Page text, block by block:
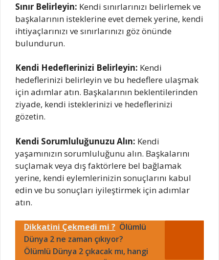
Sınır Belirleyin: Kendi sınırlarınızı belirlemek ve
başkalarının isteklerine evet demek yerine, kendi
ihtiyaçlarınızı ve sınırlarınızı göz önünde
bulundurun.
Kendi Hedeflerinizi Belirleyin: Kendi
hedeflerinizi belirleyin ve bu hedeflere ulaşmak
için adımlar atın. Başkalarının beklentilerinden
ziyade, kendi isteklerinizi ve hedeflerinizi
gözetin.
Kendi Sorumluluğunuzu Alın: Kendi
yaşamınızın sorumluluğunu alın. Başkalarını
suçlamak veya dış faktörlere bel bağlamak
yerine, kendi eylemlerinizin sonuçlarını kabul
edin ve bu sonuçları iyileştirmek için adımlar
atın.
Dikkatini Çekmedi mi ? Ölümlü
Dünya 2 ne zaman çıkıyor?
Ölümlü Dünya 2 çıkacak mı, hangi